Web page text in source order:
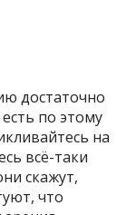
достаточно
по этому
на
всё-таки
скажут,
что